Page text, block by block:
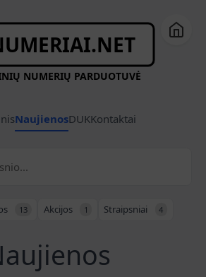
NUMERIŲ PARDUOTUVĖ
NaujienosDUKKontaktai
13 Akcijos 1 Straipsniai 4